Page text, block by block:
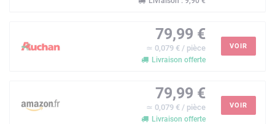
79,99 €
≃ 0,079 € / pièce
Livraison offerte
VOIR
79,99 €
≃ 0,079 € / pièce
Livraison offerte
VOIR